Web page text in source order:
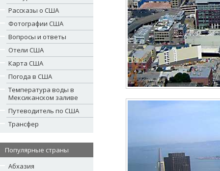
Рассказы о США
Фотографии США
Вопросы и ответы
Отели США
Карта США
Погода в США
Температура воды в
Мексиканском заливе
Путеводитель по США
Трансфер
Популярные страны
Абхазия